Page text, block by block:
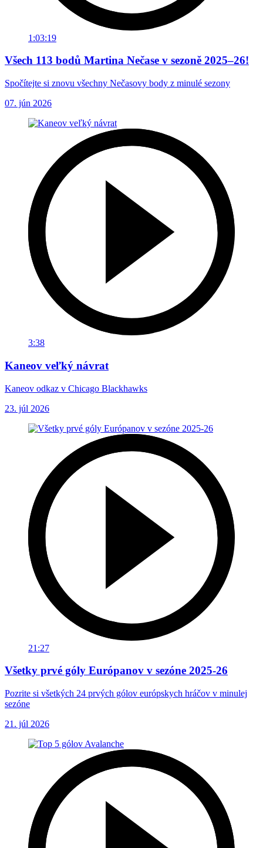
1:03:19
Všech 113 bodů Martina Nečase v sezoně 2025–26!
Spočítejte si znovu všechny Nečasovy body z minulé sezony
07. jún 2026
3:38
Kaneov veľký návrat
Kaneov odkaz v Chicago Blackhawks
23. júl 2026
21:27
Všetky prvé góly Európanov v sezóne 2025-26
Pozrite si všetkých 24 prvých gólov európskych hráčov v minulej
sezóne
21. júl 2026